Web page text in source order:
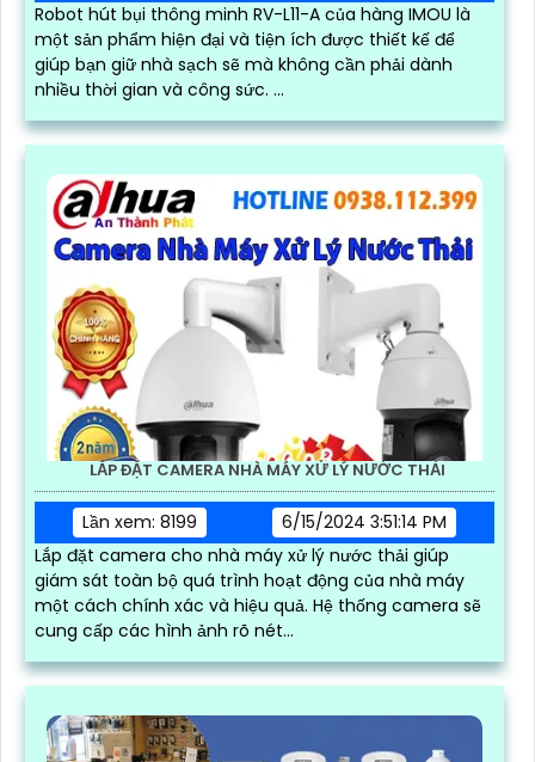
Robot hút bụi thông minh RV-L11-A của hàng IMOU là
một sản phẩm hiện đại và tiện ích được thiết kế để
giúp bạn giữ nhà sạch sẽ mà không cần phải dành
nhiều thời gian và công sức. ...
LẮP ĐẶT CAMERA NHÀ MÁY XỬ LÝ NƯỚC THẢI
Lần xem: 8199
6/15/2024 3:51:14 PM
Lắp đặt camera cho nhà máy xử lý nước thải giúp
giám sát toàn bộ quá trình hoạt động của nhà máy
một cách chính xác và hiệu quả. Hệ thống camera sẽ
cung cấp các hình ảnh rõ nét...